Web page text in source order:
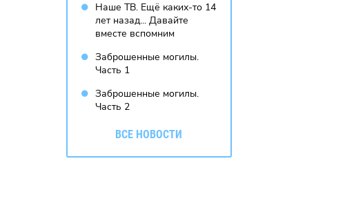
Наше ТВ. Ещё каких-то 14
лет назад... Давайте
вместе вспомним
Заброшенные могилы.
Часть 1
Заброшенные могилы.
Часть 2
ВСЕ НОВОСТИ